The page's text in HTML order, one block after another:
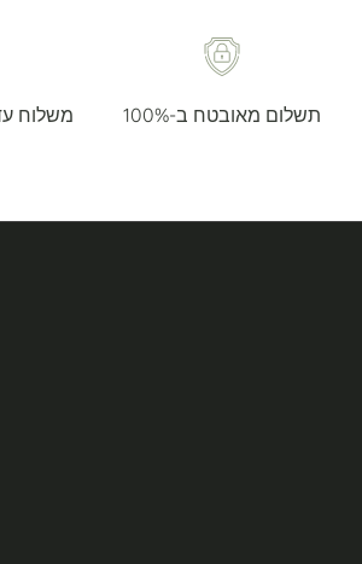
תשלום מאובטח ב-100%